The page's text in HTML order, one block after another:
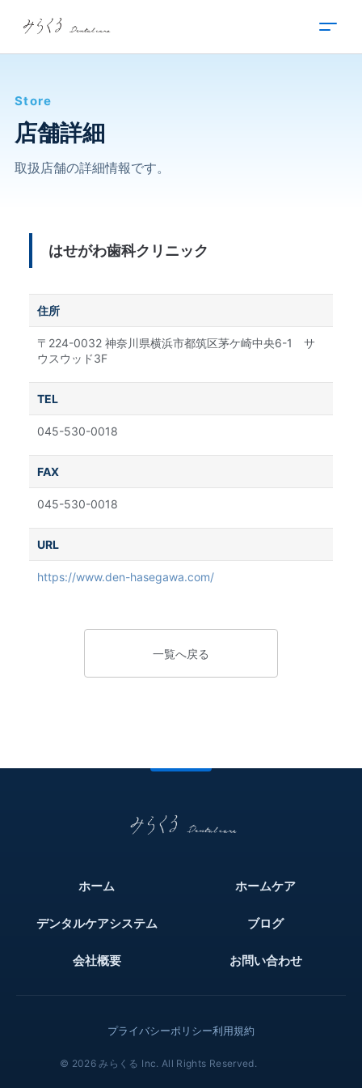
Store
店舗詳細
取扱店舗の詳細情報です。
はせがわ歯科クリニック
住所
〒224-0032 神奈川県横浜市都筑区茅ケ崎中央6-1 サ
ウスウッド3F
TEL
045-530-0018
FAX
045-530-0018
URL
https://www.den-hasegawa.com/
一覧へ戻る
ホーム ホームケア
デンタルケアシステム ブログ
会社概要 お問い合わせ
プライバシーポリシー利用規約
© 2026 みらくる Inc. All Rights Reserved.